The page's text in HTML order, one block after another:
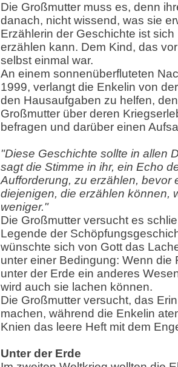
Die Großmutter muss es, denn
danach, nicht wissend, was sie
Erzählerin der Geschichte ist
erzählen kann. Dem Kind, das
selbst einmal war.
An einem sonnenüberfluteten
1999, verlangt die Enkelin von
den Hausaufgaben zu helfen,
Großmutter über deren
befragen und darüber einen
"Diese Geschichte sollte in allen
sagt die Stimme in ihr, ein Echo
Aufforderung, zu erzählen, bevor
diejenigen, die erzählen können,
weniger."
Die Großmutter versucht es
Legende der
wünschte sich von Gott das
unter einer Bedingung: Wenn die
unter der Erde ein anderes
wird auch sie lachen können.
Die Großmutter versucht, das
machen, während die Enkelin
Knien das leere Heft mit dem
Unter der Erde